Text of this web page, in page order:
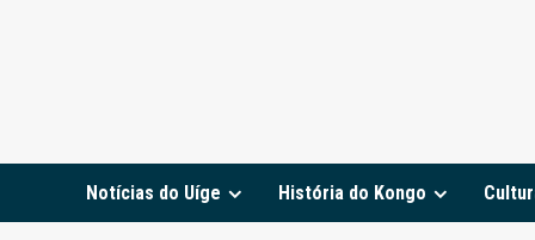
Notícias do Uíge História do Kongo